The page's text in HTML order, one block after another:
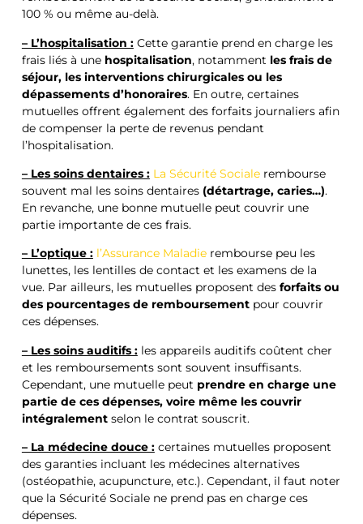
100 % ou même au-delà.
– L’hospitalisation :Cette garantie prend en charge les
frais liés à une hospitalisation, notamment les frais de
séjour, les interventions chirurgicales ou les
dépassements d’honoraires. En outre, certaines
mutuelles offrent également des forfaits journaliers afin
de compenser la perte de revenus pendant
l’hospitalisation.
– Les soins dentaires : La Sécurité Socialerembourse
souvent mal les soins dentaires (détartrage, caries…).
En revanche, une bonne mutuelle peut couvrir une
partie importante de ces frais.
– L’optique : l’Assurance Maladierembourse peu les
lunettes, les lentilles de contact et les examens de la
vue. Par ailleurs, les mutuelles proposent des forfaits ou
des pourcentages de remboursementpour couvrir
ces dépenses.
– Les soins auditifs :les appareils auditifs coûtent cher
et les remboursements sont souvent insuffisants.
Cependant, une mutuelle peut prendre en charge une
partie de ces dépenses, voire même les couvrir
intégralementselon le contrat souscrit.
– La médecine douce :certaines mutuelles proposent
des garanties incluant les médecines alternatives
(ostéopathie, acupuncture, etc.). Cependant, il faut noter
que la Sécurité Sociale ne prend pas en charge ces
dépenses.